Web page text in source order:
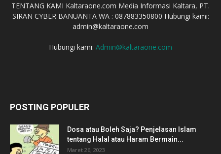
TENTANG KAMI Kaltaraone.com Media Informasi Kaltara, PT.
SIRAN CYBER BANUANTA WA : 087883350800 Hubungi kami:
admin@kaltaraone.com
Hubungi kami: Admin@kaltaraone.com
POSTING POPULER
Dosa atau Boleh Saja? Penjelasan Islam
tentang Halal atau Haram Bermain...
Maret 26, 2023